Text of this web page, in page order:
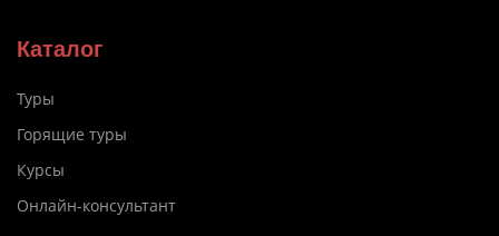
Каталог
Туры
Горящие туры
Курсы
Онлайн-консультант